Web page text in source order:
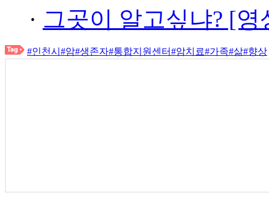
· 그곳이 알고싶냐? [
#인천시 #암#생존자#통합지원센터#암치료#가족#삶#향상